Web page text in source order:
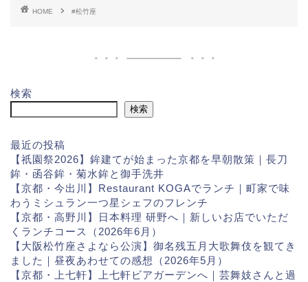
HOME #松竹座
検索
検索
最近の投稿
【祇園祭2026】鉾建てが始まった京都を早朝散策｜長刀
鉾・函谷鉾・菊水鉾と御手洗井
【京都・今出川】Restaurant KOGAでランチ｜町家で味
わうミシュラン一つ星シェフのフレンチ
【京都・高野川】日本料理 研野へ｜新しいお店でいただ
くランチコース（2026年6月）
【大阪松竹座さよなら公演】御名残五月大歌舞伎を観てき
ました｜昼夜あわせての感想（2026年5月）
【京都・上七軒】上七軒ビアガーデンへ｜芸舞妓さんと過